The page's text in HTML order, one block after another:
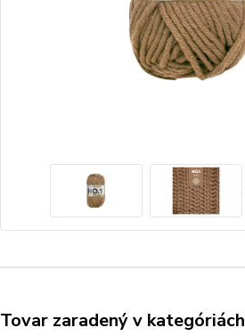
Tovar zaradený v kategóriách